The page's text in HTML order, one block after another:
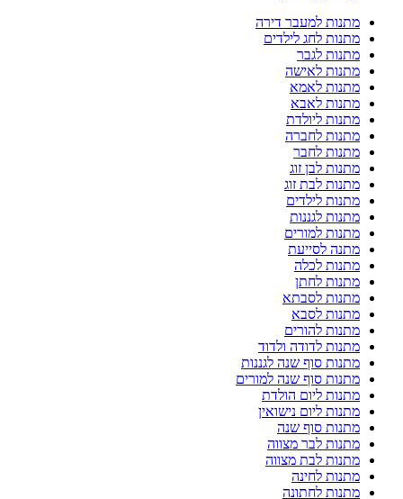
מתנות למעבר דירה
מתנות לחג לילדים
מתנות לגבר
מתנות לאישה
מתנות לאמא
מתנות לאבא
מתנות ליולדת
מתנות לחברה
מתנות לחבר
מתנות לבן זוג
מתנות לבת זוג
מתנות לילדים
מתנות לגננות
מתנות למורים
מתנה לסייעת
מתנות לכלה
מתנות לחתן
מתנות לסבתא
מתנות לסבא
מתנות להורים
מתנות לדודה ולדוד
מתנות סוף שנה לגננות
מתנות סוף שנה למורים
מתנות ליום הולדת
מתנות ליום נישואין
מתנות סוף שנה
מתנות לבר מצווה
מתנות לבת מצווה
מתנות לחינה
מתנות לחתונה